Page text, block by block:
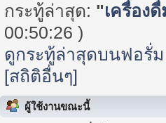
กระทู้ล่าสุด: "เครื่อง
00:50:26 )
ดูกระทู้ล่าสุดบนฟอรั่ม
[สถิติอื่นๆ]
ผู้ใช้งานขณะนี้